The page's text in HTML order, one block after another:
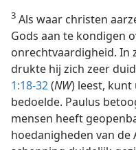
3 Als waar christen
Gods aan te kondigen
onrechtvaardigheid. In
drukte hij zich zeer
1:18-32(NW) leest,
bedoelde. Paulus
mensen heeft
hoedanigheden van de